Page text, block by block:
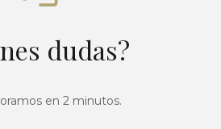
dudas?
en 2 minutos.